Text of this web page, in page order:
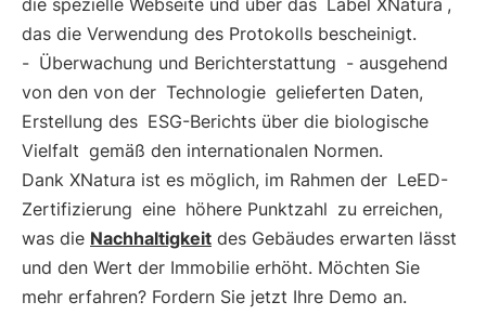
die spezielle Webseite und über das Label XNatura ,
das die Verwendung des Protokolls bescheinigt.
- Überwachung und Berichterstattung - ausgehend
von den von der Technologie gelieferten Daten,
Erstellung des ESG-Berichts über die biologische
Vielfalt gemäß den internationalen Normen.
Dank XNatura ist es möglich, im Rahmen der LeED-
Zertifizierung eine höhere Punktzahl zu erreichen,
was die Nachhaltigkeit des Gebäudes erwarten lässt
und den Wert der Immobilie erhöht. Möchten Sie
mehr erfahren? Fordern Sie jetzt Ihre Demo an.